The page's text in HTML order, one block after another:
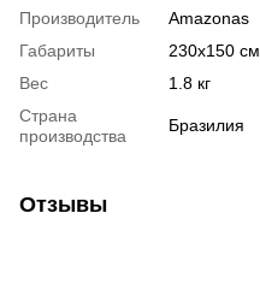
Производитель
Amazonas
Габариты
230х150 см
Вес
1.8 кг
Страна
производства
Бразилия
Отзывы